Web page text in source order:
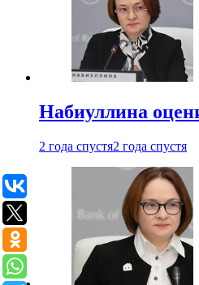
Набиуллина
2 года спустя2 года спустя